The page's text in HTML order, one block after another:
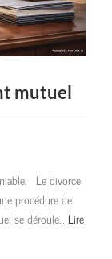
mutuel
Le divorce
procédure de
se déroule… Lire